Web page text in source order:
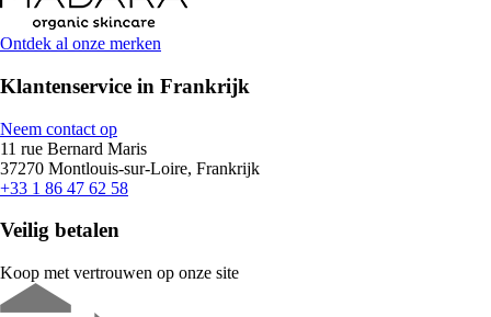
Ontdek al onze merken
Klantenservice in Frankrijk
Neem contact op
11 rue Bernard Maris
37270 Montlouis-sur-Loire, Frankrijk
+33 1 86 47 62 58
Veilig betalen
Koop met vertrouwen op onze site